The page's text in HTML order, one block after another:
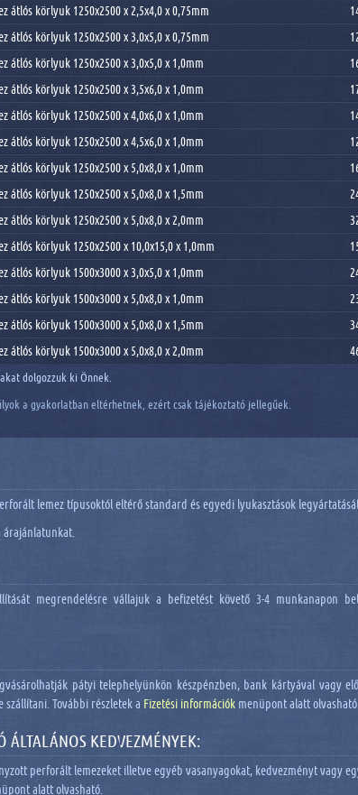
átlós körlyuk 1250x2500 x 2,5x4,0 x 0,75mm
átlós körlyuk 1250x2500 x 3,0x5,0 x 0,75mm
átlós körlyuk 1250x2500 x 3,0x5,0 x 1,0mm
átlós körlyuk 1250x2500 x 3,5x6,0 x 1,0mm
átlós körlyuk 1250x2500 x 4,0x6,0 x 1,0mm
átlós körlyuk 1250x2500 x 4,5x6,0 x 1,0mm
átlós körlyuk 1250x2500 x 5,0x8,0 x 1,0mm
átlós körlyuk 1250x2500 x 5,0x8,0 x 1,5mm
átlós körlyuk 1250x2500 x 5,0x8,0 x 2,0mm
átlós körlyuk 1250x2500 x 10,0x15,0 x 1,0mm
átlós körlyuk 1500x3000 x 3,0x5,0 x 1,0mm
átlós körlyuk 1500x3000 x 5,0x8,0 x 1,0mm
átlós körlyuk 1500x3000 x 5,0x8,0 x 1,5mm
átlós körlyuk 1500x3000 x 5,0x8,0 x 2,0mm
dolgozzuk ki Önnek.
a gyakorlatban eltérhetnek, ezért csak tájékoztató jellegűek.
lemez típusoktól eltérő standard és egyedi lyukasztások
megrendelésre vállajuk a befizetést követő 3-4 munkanapon
pátyi telephelyünkön készpénzben, bank kártyával vagy
További részletek a Fizetési információk menüpont alatt olvasható.
ÁLTALÁNOS KEDVEZMÉNYEK:
perforált lemezeket illetve egyéb vasanyagokat, kedvezményt vagy
alatt olvasható.